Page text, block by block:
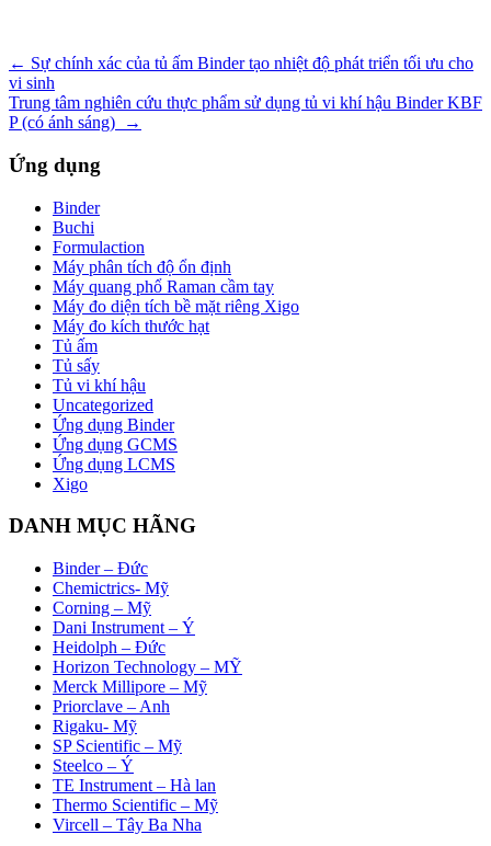
Điều
hướng
bài
viết
← Sự chính xác của tủ ấm Binder tạo nhiệt độ phát triển tối ưu cho
vi sinh
Trung tâm nghiên cứu thực phẩm sử dụng tủ vi khí hậu Binder KBF
P (có ánh sáng)
→
Ứng dụng
Binder
Buchi
Formulaction
Máy phân tích độ ổn định
Máy quang phổ Raman cầm tay
Máy đo diện tích bề mặt riêng Xigo
Máy đo kích thước hạt
Tủ ấm
Tủ sấy
Tủ vi khí hậu
Uncategorized
Ứng dụng Binder
Ứng dụng GCMS
Ứng dụng LCMS
Xigo
DANH MỤC HÃNG
Binder – Đức
Chemictrics- Mỹ
Corning – Mỹ
Dani Instrument – Ý
Heidolph – Đức
Horizon Technology – MỸ
Merck Millipore – Mỹ
Priorclave – Anh
Rigaku- Mỹ
SP Scientific – Mỹ
Steelco – Ý
TE Instrument – Hà lan
Thermo Scientific – Mỹ
Vircell – Tây Ba Nha